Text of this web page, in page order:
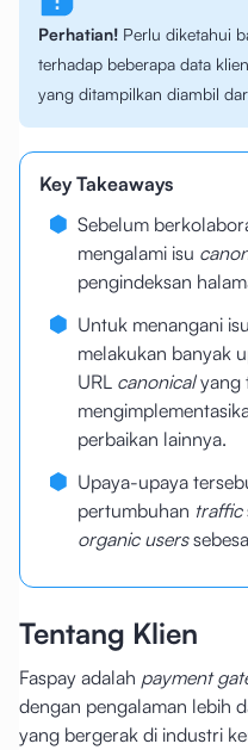
Perhatian! Perlu diketahui
terhadap beberapa data
yang ditampilkan diambil
Key Takeaways
Sebelum
mengalami isu
pengindeksan
Untuk menangani
melakukan banyak
URL canonicalyang
perbaikan lainnya.
Upaya-upaya
pertumbuhan traffic
organic users
Tentang Klien
Faspay adalah payment
dengan pengalaman lebih
yang bergerak di industri